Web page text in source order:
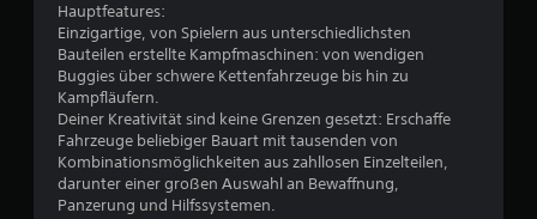
w
Hauptfeatures:
Einzigartige, von Spielern aus unterschiedlichsten
Bauteilen erstellte Kampfmaschinen: von wendigen
Buggies über schwere Kettenfahrzeuge bis hin zu
Kampfläufern.
Deiner Kreativität sind keine Grenzen gesetzt: Erschaffe
Fahrzeuge beliebiger Bauart mit tausenden von
Kombinationsmöglichkeiten aus zahllosen Einzelteilen,
darunter einer großen Auswahl an Bewaffnung,
Panzerung und Hilfssystemen.